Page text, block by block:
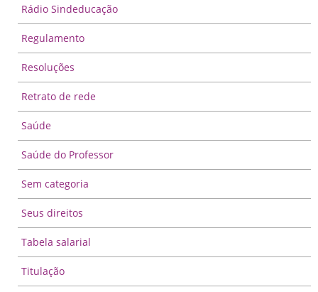
Rádio Sindeducação
Regulamento
Resoluções
Retrato de rede
Saúde
Saúde do Professor
Sem categoria
Seus direitos
Tabela salarial
Titulação